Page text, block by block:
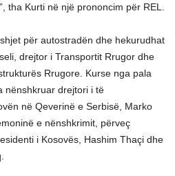
tha Kurti në një prononcim për REL.
për autostradën dhe hekurudhat
drejtor i Transportit Rrugor dhe
Rrugore. Kurse nga pala
nënshkruar drejtori i të
në Qeverinë e Serbisë, Marko
e nënshkrimit, përveç
i Kosovës, Hashim Thaçi dhe